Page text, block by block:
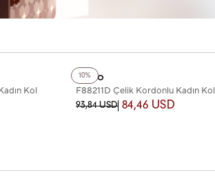
Kol
10%
+3Renk
Ferro
F88211D Çelik Kordonlu Kadın Kol
Saati
93,84 USD 84,46 USD